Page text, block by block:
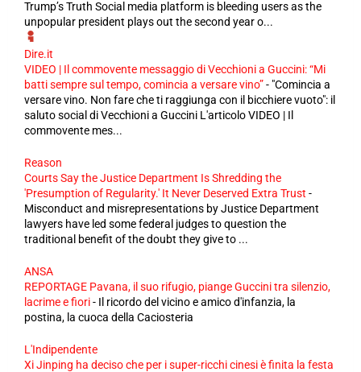
Trump’s Truth Social media platform is bleeding users as the
unpopular president plays out the second year o...
Dire.it
VIDEO | Il commovente messaggio di Vecchioni a Guccini: “Mi
batti sempre sul tempo, comincia a versare vino”- "Comincia a
versare vino. Non fare che ti raggiunga con il bicchiere vuoto": il
saluto social di Vecchioni a Guccini L'articolo VIDEO | Il
commovente mes...
Reason
Courts Say the Justice Department Is Shredding the
'Presumption of Regularity.' It Never Deserved Extra Trust -
Misconduct and misrepresentations by Justice Department
lawyers have led some federal judges to question the
traditional benefit of the doubt they give to ...
ANSA
REPORTAGE Pavana, il suo rifugio, piange Guccini tra silenzio,
lacrime e fiori- Il ricordo del vicino e amico d'infanzia, la
postina, la cuoca della Caciosteria
L'Indipendente
Xi Jinping ha deciso che per i super-ricchi cinesi è finita la festa